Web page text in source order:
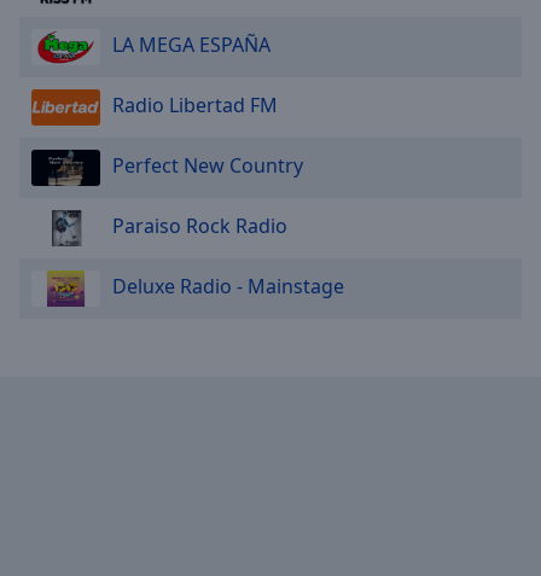
LA MEGA ESPAÑA
Radio Libertad FM
Perfect New Country
Paraiso Rock Radio
Deluxe Radio - Mainstage